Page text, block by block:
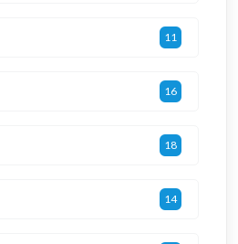
11
16
18
14